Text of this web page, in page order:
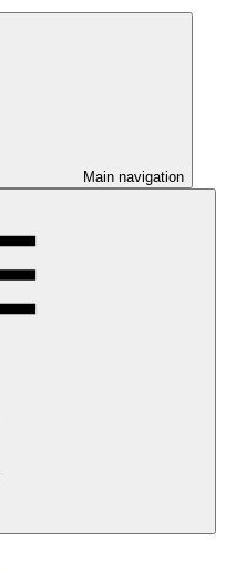
Main navigation